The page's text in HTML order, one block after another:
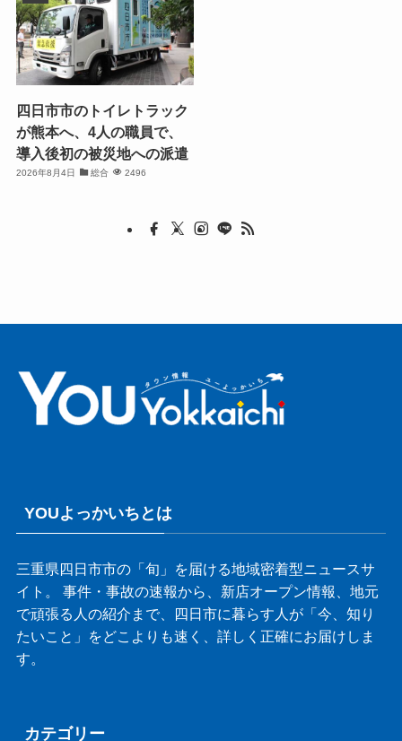
四日市市のトイレトラック
が熊本へ、4人の職員で、
導入後初の被災地への派遣
2026年8月4日 総合 2496
YOUよっかいちとは
三重県四日市市の「旬」を届ける地域密着型ニュースサ
イト。 事件・事故の速報から、新店オープン情報、地元
で頑張る人の紹介まで、四日市に暮らす人が「今、知り
たいこと」をどこよりも速く、詳しく正確にお届けしま
す。
カテゴリー